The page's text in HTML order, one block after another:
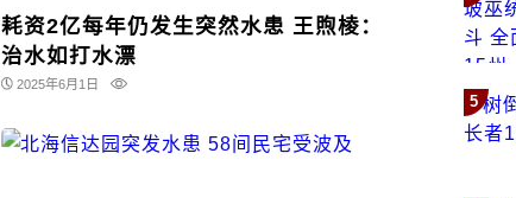
耗资2亿每年仍发生突然水患 王煦棱：
治水如打水漂
2025年6月1日
5